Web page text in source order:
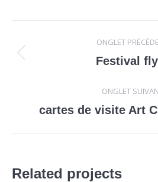
de
commentaire
ONGLET
Festival
ONGLET
cartes de visite Art
Related projects